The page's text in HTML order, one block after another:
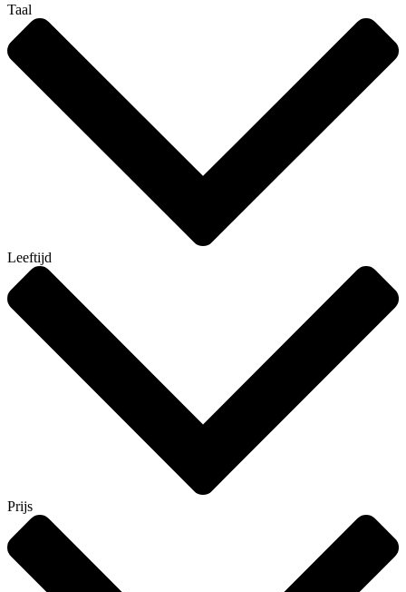
Taal
Leeftijd
Prijs